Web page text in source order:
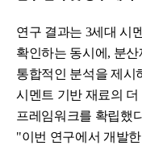
연구 결과는 3세대 시
확인하는 동시에, 분
통합적인 분석을 제시
시멘트 기반 재료의
프레임워크를 확립했
"이번 연구에서 개발